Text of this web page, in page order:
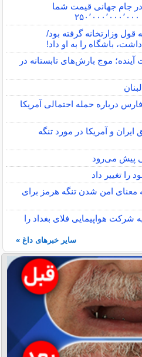
جام جهانی قیمت شما
وزارتخانه گرفته بود/
باشگاه را به او داد!
کشور در ۷۲ ساعت آینده؛ موج بارش‌های تابستانه در
درباره حمله احتمالی آمریکا
و آمریکا در مورد تنگه
پیش می‌رود
تغییر داد
معنای امن شدن تنگه هرمز برای
شرکت هواپیمایی فلای بغداد را
سایر خبرهای داغ »